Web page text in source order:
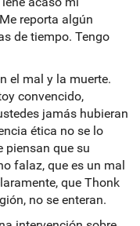
reporta algún
de tiempo. Tengo
el mal y la muerte.
convencido,
jamás hubieran
ética no se lo
piensan que su
falaz, que es un mal
que Thonk
no se enteran.